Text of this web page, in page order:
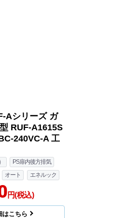
Aシリーズ ガ
RUF-A1615S
240VC-A 工
PS扉内後方排気
オート エネルック
円(税込)
はこちら